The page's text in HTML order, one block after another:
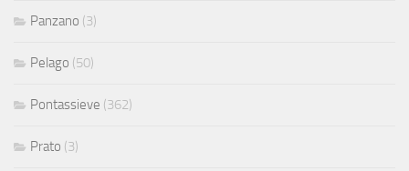
Panzano (3)
Pelago (50)
Pontassieve (362)
Prato (3)